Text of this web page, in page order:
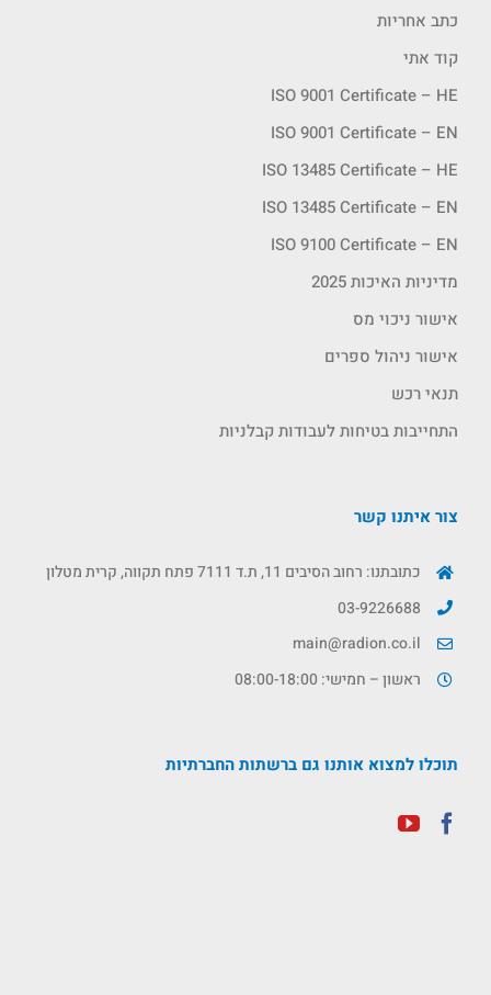
כתב אחריות
קוד אתי
ISO 9001 Certificate – HE
ISO 9001 Certificate – EN
ISO 13485 Certificate – HE
ISO 13485 Certificate – EN
ISO 9100 Certificate – EN
מדיניות האיכות 2025
אישור ניכוי מס
אישור ניהול ספרים
תנאי רכש
התחייבות בטיחות לעבודות קבלניות
צור איתנו קשר
כתובתנו: רחוב הסיבים 11, ת.ד 7111 פתח תקווה, קרית מטלון
03-9226688
main@radion.co.il
ראשון – חמישי: 08:00-18:00
תוכלו למצוא אותנו גם ברשתות החברתיות